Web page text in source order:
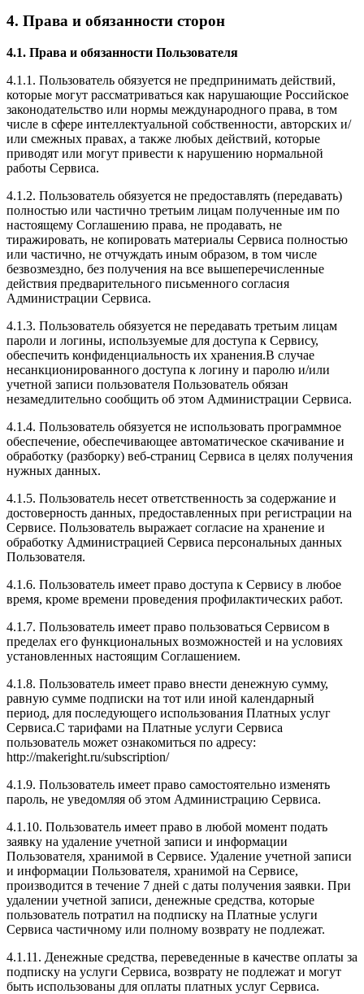
4. Права и обязанности сторон
4.1. Права и обязанности Пользователя
4.1.1. Пользователь обязуется не предпринимать действий,
которые могут рассматриваться как нарушающие Российское
законодательство или нормы международного права, в том
числе в сфере интеллектуальной собственности, авторских и/
или смежных правах, а также любых действий, которые
приводят или могут привести к нарушению нормальной
работы Сервиса.
4.1.2. Пользователь обязуется не предоставлять (передавать)
полностью или частично третьим лицам полученные им по
настоящему Соглашению права, не продавать, не
тиражировать, не копировать материалы Сервиса полностью
или частично, не отчуждать иным образом, в том числе
безвозмездно, без получения на все вышеперечисленные
действия предварительного письменного согласия
Администрации Сервиса.
4.1.3. Пользователь обязуется не передавать третьим лицам
пароли и логины, используемые для доступа к Сервису,
обеспечить конфиденциальность их хранения.В случае
несанкционированного доступа к логину и паролю и/или
учетной записи пользователя Пользователь обязан
незамедлительно сообщить об этом Администрации Сервиса.
4.1.4. Пользователь обязуется не использовать программное
обеспечение, обеспечивающее автоматическое скачивание и
обработку (разборку) веб-страниц Сервиса в целях получения
нужных данных.
4.1.5. Пользователь несет ответственность за содержание и
достоверность данных, предоставленных при регистрации на
Сервисе. Пользователь выражает согласие на хранение и
обработку Администрацией Сервиса персональных данных
Пользователя.
4.1.6. Пользователь имеет право доступа к Сервису в любое
время, кроме времени проведения профилактических работ.
4.1.7. Пользователь имеет право пользоваться Сервисом в
пределах его функциональных возможностей и на условиях
установленных настоящим Соглашением.
4.1.8. Пользователь имеет право внести денежную сумму,
равную сумме подписки на тот или иной календарный
период, для последующего использования Платных услуг
Сервиса.С тарифами на Платные услуги Сервиса
пользователь может ознакомиться по адресу:
http://makeright.ru/subscription/
4.1.9. Пользователь имеет право самостоятельно изменять
пароль, не уведомляя об этом Администрацию Сервиса.
4.1.10. Пользователь имеет право в любой момент подать
заявку на удаление учетной записи и информации
Пользователя, хранимой в Сервисе. Удаление учетной записи
и информации Пользователя, хранимой на Сервисе,
производится в течение 7 дней с даты получения заявки. При
удалении учетной записи, денежные средства, которые
пользователь потратил на подписку на Платные услуги
Сервиса частичному или полному возврату не подлежат.
4.1.11. Денежные средства, переведенные в качестве оплаты за
подписку на услуги Сервиса, возврату не подлежат и могут
быть использованы для оплаты платных услуг Сервиса.